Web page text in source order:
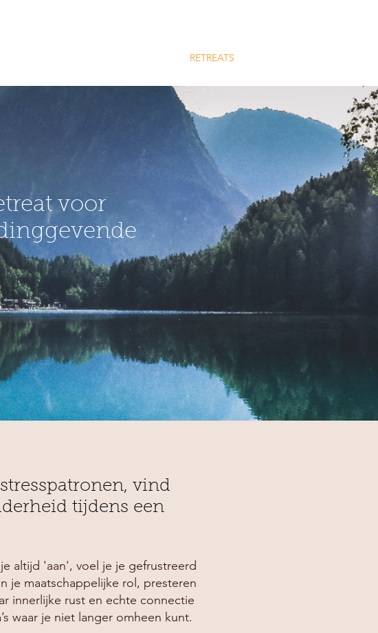
RETREATS
voor
vind
tijdens een
altijd 'aan', voel je je gefrustreerd
je maatschappelijke rol, presteren
innerlijke rust en echte connectie
waar je niet langer omheen kunt.